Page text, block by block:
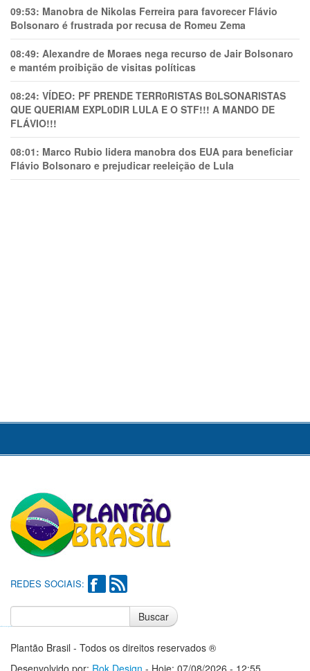
09:53: Manobra de Nikolas Ferreira para favorecer Flávio
Bolsonaro é frustrada por recusa de Romeu Zema
08:49: Alexandre de Moraes nega recurso de Jair Bolsonaro
e mantém proibição de visitas políticas
08:24: VÍDEO: PF PRENDE TERR0RlSTAS B0LSONARlSTAS
QUE QUERIAM EXPL0DlR LULA E O STF!!! A MANDO DE
FLÁVIO!!!
08:01: Marco Rubio lidera manobra dos EUA para beneficiar
Flávio Bolsonaro e prejudicar reeleição de Lula
REDES SOCIAIS:
Buscar
Plantão Brasil - Todos os direitos reservados ®
Desenvolvido por: Rok Design - Hoje: 07/08/2026 - 12:55